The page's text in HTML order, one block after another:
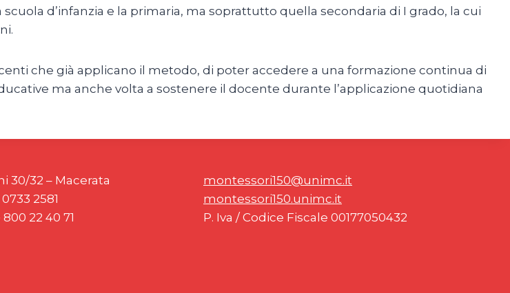
d’infanzia e la primaria, ma soprattutto quella secondaria di I grado, la cui
che già applicano il metodo, di poter accedere a una formazione continua di
ma anche volta a sostenere il docente durante l’applicazione quotidiana
30/32 – Macerata
2581
22 40 71
montessori150@unimc.it
montessori150.unimc.it
P. Iva / Codice Fiscale 00177050432